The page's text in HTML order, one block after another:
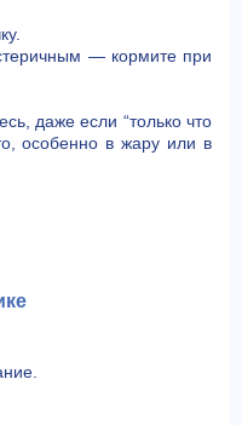
— кормите при
даже если “только что
особенно в жару или в